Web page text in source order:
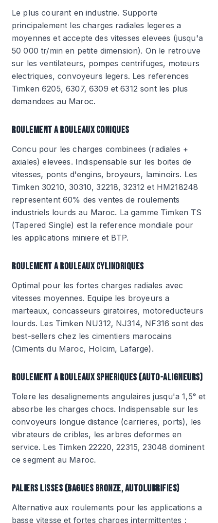
Le plus courant en industrie. Supporte
principalement les charges radiales legeres a
moyennes et accepte des vitesses elevees (jusqu'a
50 000 tr/min en petite dimension). On le retrouve
sur les ventilateurs, pompes centrifuges, moteurs
electriques, convoyeurs legers. Les references
Timken 6205, 6307, 6309 et 6312 sont les plus
demandees au Maroc.
ROULEMENT A ROULEAUX CONIQUES
Concu pour les charges combinees (radiales +
axiales) elevees. Indispensable sur les boites de
vitesses, ponts d'engins, broyeurs, laminoirs. Les
Timken 30210, 30310, 32218, 32312 et HM218248
representent 60% des ventes de roulements
industriels lourds au Maroc. La gamme Timken TS
(Tapered Single) est la reference mondiale pour
les applications miniere et BTP.
ROULEMENT A ROULEAUX CYLINDRIQUES
Optimal pour les fortes charges radiales avec
vitesses moyennes. Equipe les broyeurs a
marteaux, concasseurs giratoires, motoreducteurs
lourds. Les Timken NU312, NJ314, NF316 sont des
best-sellers chez les cimentiers marocains
(Ciments du Maroc, Holcim, Lafarge).
ROULEMENT A ROULEAUX SPHERIQUES (AUTO-ALIGNEURS)
Tolere les desalignements angulaires jusqu'a 1,5° et
absorbe les charges chocs. Indispensable sur les
convoyeurs longue distance (carrieres, ports), les
vibrateurs de cribles, les arbres deformes en
service. Les Timken 22220, 22315, 23048 dominent
ce segment au Maroc.
PALIERS LISSES (BAGUES BRONZE, AUTOLUBRIFIES)
Alternative aux roulements pour les applications a
basse vitesse et fortes charges intermittentes :